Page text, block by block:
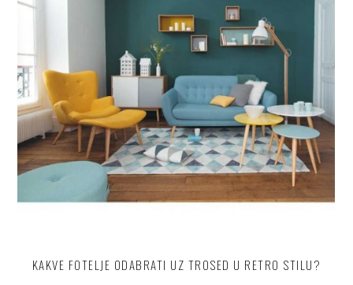
KAKVE FOTELJE ODABRATI UZ TROSED U RETRO STILU?